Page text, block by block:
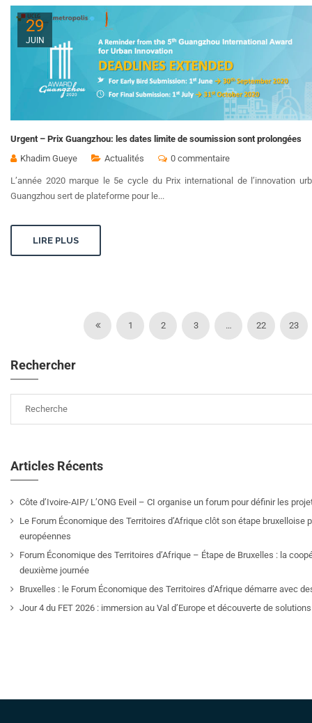
29
JUIN
Urgent – Prix Guangzhou: les dates limite de soumission sont prolongées
Khadim Gueye
Actualités 0 commentaire
L’année 2020 marque le 5e cycle du Prix international de l’innovation
Guangzhou sert de plateforme pour le...
LIRE PLUS
1 2 3 … 22 23
Rechercher
Articles Récents
Côte d’Ivoire-AIP/ L’ONG Eveil – CI organise un forum pour définir les
Le Forum Économique des Territoires d’Afrique clôt son étape
européennes
Forum Économique des Territoires d’Afrique – Étape de Bruxelles : la
deuxième journée
Bruxelles : le Forum Économique des Territoires d’Afrique démarre avec
Jour 4 du FET 2026 : immersion au Val d’Europe et découverte de